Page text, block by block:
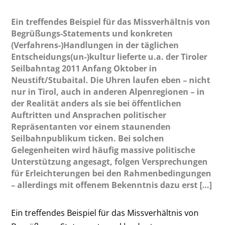
Ein treffendes Beispiel für das Missverhältnis von
Begrüßungs-Statements und konkreten
(Verfahrens-)Handlungen in der täglichen
Entscheidungs(un-)kultur lieferte u.a. der Tiroler
Seilbahntag 2011 Anfang Oktober in
Neustift/Stubaital. Die Uhren laufen eben – nicht
nur in Tirol, auch in anderen Alpenregionen – in
der Realität anders als sie bei öffentlichen
Auftritten und Ansprachen politischer
Repräsentanten vor einem staunenden
Seilbahnpublikum ticken. Bei solchen
Gelegenheiten wird häufig massive politische
Unterstützung angesagt, folgen Versprechungen
für Erleichterungen bei den Rahmenbedingungen
– allerdings mit offenem Bekenntnis dazu erst […]
Ein treffendes Beispiel für das Missverhältnis von